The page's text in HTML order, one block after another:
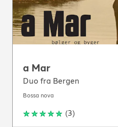
a Mar
Duo fra Bergen
Bossa nova
(3)